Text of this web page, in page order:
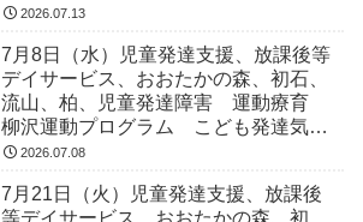
気になる 発達障害 放デイ 自閉
2026.07.13
7月8日（水）児童発達支援、放課後等
デイサービス、おおたかの森、初石、
流山、柏、児童発達障害 運動療育
柳沢運動プログラム こども発達気に
なる 発達障害 放デイ 自閉症
2026.07.08
7月21日（火）児童発達支援、放課後